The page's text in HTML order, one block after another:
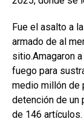
Fue el asalto a
armado de al
sitio.Amagaron
fuego para
medio millón de
detención de un
de 146 artículos.